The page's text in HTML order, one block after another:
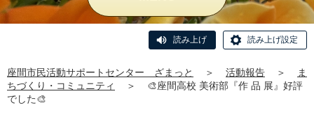
読み上げ 読み上げ設定
座間市民活動サポートセンター ざまっと ＞ 活動報告 ＞
ま
ちづくり・コミュニティ
＞
🎨座間高校 美術部『作 品 展』好評
でした🎨